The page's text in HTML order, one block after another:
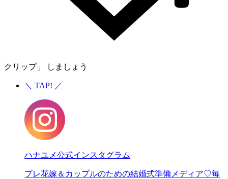
クリップ」 しましょう
＼ TAP! ／
ハナユメ公式インスタグラム
プレ花嫁＆カップルのための結婚式準備メディア♡毎